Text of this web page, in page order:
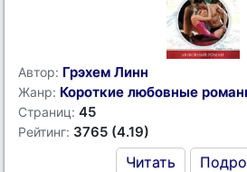
Автор: Грэхем Линн
Жанр: Короткие любовные
Страниц: 45
Рейтинг: 3765 (4.19)
Читать